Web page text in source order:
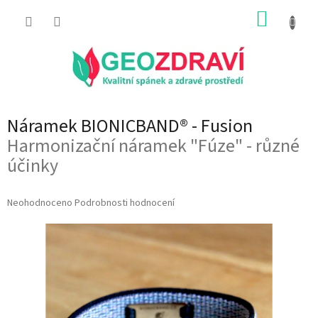
Náramek BIONICBAND® - Fusion
Harmonizační náramek "Fúze" - různé
účinky
Průměrné
Neohodnoceno Podrobnosti hodnocení